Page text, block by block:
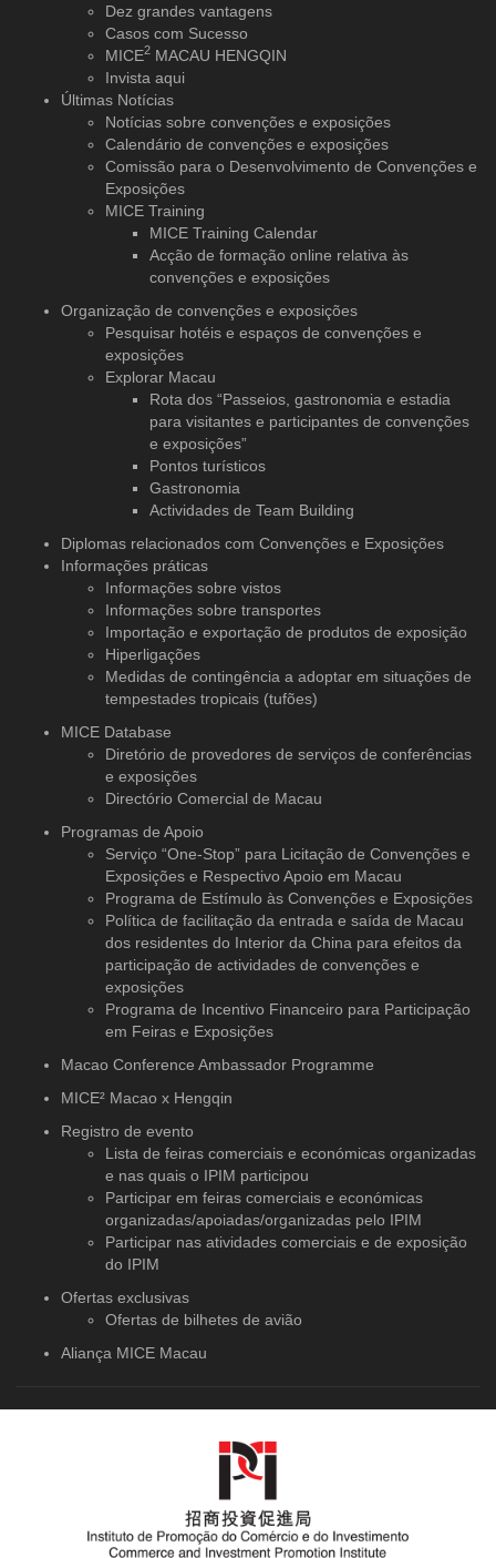
Dez grandes vantagens
Casos com Sucesso
MICE2 MACAU HENGQIN
Invista aqui
Últimas Notícias
Notícias sobre convenções e exposições
Calendário de convenções e exposições
Comissão para o Desenvolvimento de Convenções e
Exposições
MICE Training
MICE Training Calendar
Acção de formação online relativa às
convenções e exposições
Organização de convenções e exposições
Pesquisar hotéis e espaços de convenções e
exposições
Explorar Macau
Rota dos “Passeios, gastronomia e estadia
para visitantes e participantes de convenções
e exposições”
Pontos turísticos
Gastronomia
Actividades de Team Building
Diplomas relacionados com Convenções e Exposições
Informações práticas
Informações sobre vistos
Informações sobre transportes
Importação e exportação de produtos de exposição
Hiperligações
Medidas de contingência a adoptar em situações de
tempestades tropicais (tufões)
MICE Database
Diretório de provedores de serviços de conferências
e exposições
Directório Comercial de Macau
Programas de Apoio
Serviço “One-Stop” para Licitação de Convenções e
Exposições e Respectivo Apoio em Macau
Programa de Estímulo às Convenções e Exposições
Política de facilitação da entrada e saída de Macau
dos residentes do Interior da China para efeitos da
participação de actividades de convenções e
exposições
Programa de Incentivo Financeiro para Participação
em Feiras e Exposições
Macao Conference Ambassador Programme
MICE² Macao x Hengqin
Registro de evento
Lista de feiras comerciais e económicas organizadas
e nas quais o IPIM participou
Participar em feiras comerciais e económicas
organizadas/apoiadas/organizadas pelo IPIM
Participar nas atividades comerciais e de exposição
do IPIM
Ofertas exclusivas
Ofertas de bilhetes de avião
Aliança MICE Macau